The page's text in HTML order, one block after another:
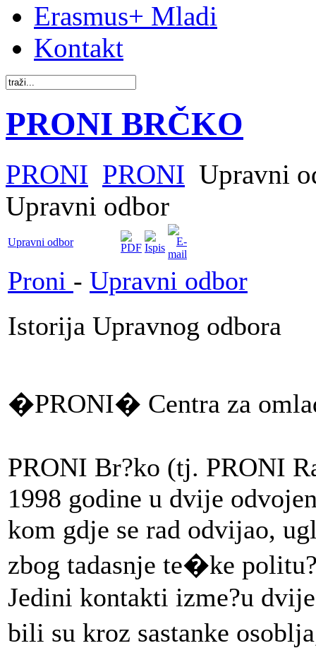
Erasmus+ Mladi
Kontakt
PRONI BRČKO
PRONI PRONI Upravni
Upravni odbor
Upravni odbor
Proni - Upravni odbor
Istorija Upravnog odbora
�PRONI� Centra za
PRONI Br?ko (tj. PRONI
1998 godine u dvije
kom gdje se rad odvijao,
zbog tadasnje te�ke
Jedini kontakti izme?u
bili su kroz sastanke